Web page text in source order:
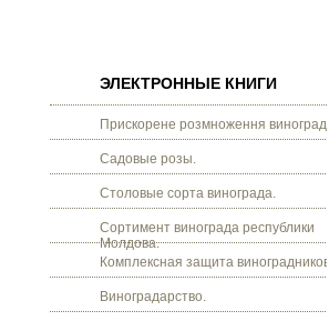
ЭЛЕКТРОННЫЕ КНИГИ
Прискорене розмноження винограду.
Садовые розы.
Столовые сорта винограда.
Сортимент винограда республики
Молдова.
Комплексная защита виноградников.
Виноградарство.